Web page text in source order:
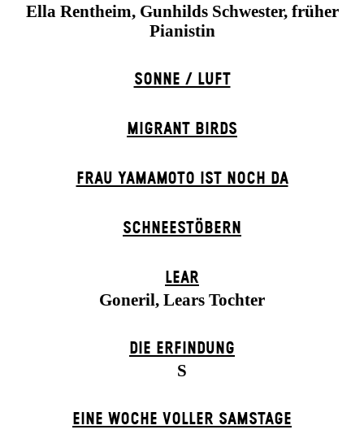
Ella Rentheim, Gunhilds Schwester, früher
Pianistin
SONNE / LUFT
MIGRANT BIRDS
FRAU YAMAMOTO IST NOCH DA
SCHNEE­STÖBERN
LEAR
Goneril, Lears Tochter
DIE ERFINDUNG
S
EINE WOCHE VOLLER SAMSTAGE